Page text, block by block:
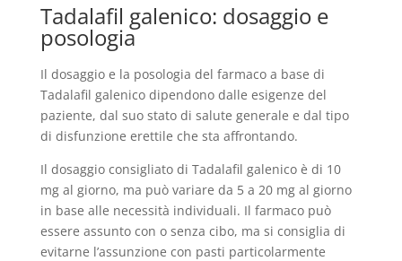
Tadalafil galenico: dosaggio e
posologia
Il dosaggio e la posologia del farmaco a base di
Tadalafil galenico dipendono dalle esigenze del
paziente, dal suo stato di salute generale e dal tipo
di disfunzione erettile che sta affrontando.
Il dosaggio consigliato di Tadalafil galenico è di 10
mg al giorno, ma può variare da 5 a 20 mg al giorno
in base alle necessità individuali. Il farmaco può
essere assunto con o senza cibo, ma si consiglia di
evitarne l’assunzione con pasti particolarmente